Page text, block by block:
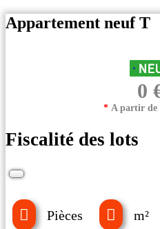
Appartement neuf T
0
* A partir de
Fiscalité des lots
Pièces m²